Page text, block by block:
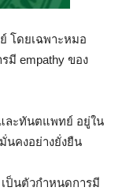
โดยเฉพาะหมอ
มี empathy ของ
ละทันตแพทย์ อยู่ใน
นคงอย่างยั่งยืน
ป็นตัวกำหนดการมี